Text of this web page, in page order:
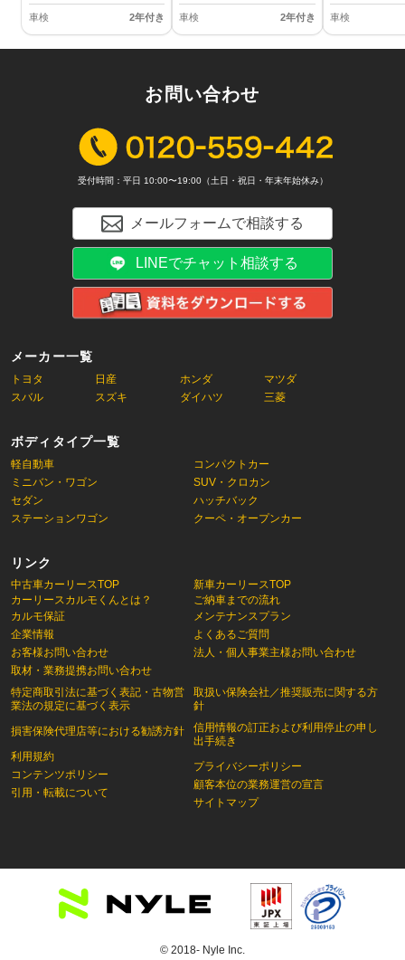
車検 2年付き 車検 2年付き 車検
メーカー一覧
トヨタ 日産 ホンダ
マツダ
スバル
スズキ ダイハツ 三菱
ボディタイプ一覧
軽自動車
コンパクトカー
ミニバン・ワゴン
SUV・クロカン
セダン
ハッチバック
ステーションワゴン
クーペ・オープンカー
リンク
中古車カーリースTOP
カーリースカルモくんとは？
新車カーリースTOP
ご納車までの流れ
カルモ保証
企業情報
お客様お問い合わせ
取材・業務提携お問い合わせ
特定商取引法に基づく表記・古物営
業法の規定に基づく表示
損害保険代理店等における勧誘方針
利用規約
コンテンツポリシー
引用・転載について
メンテナンスプラン
よくあるご質問
法人・個人事業主様お問い合わせ
取扱い保険会社／推奨販売に関する方
針
信用情報の訂正および利用停止の申し
出手続き
プライバシーポリシー
顧客本位の業務運営の宣言
サイトマップ
お問い合わせ
受付時間：平日 10:00〜19:00（土日・祝日・年末年始休み）
メールフォームで相談する
LINEでチャット相談する
© 2018- Nyle Inc.